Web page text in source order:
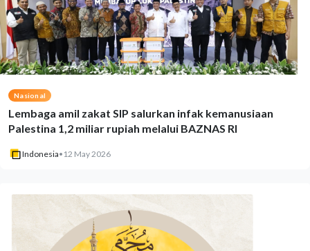
Nasional
Lembaga amil zakat SIP salurkan infak kemanusiaan
Palestina 1,2 miliar rupiah melalui BAZNAS RI
Indonesia• 12 May 2026